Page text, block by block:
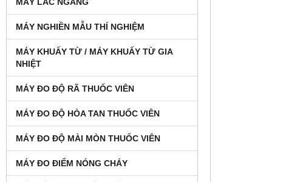
MÁY NGHIỀN MẪU THÍ NGHIỆM
MÁY KHUẤY TỪ / MÁY KHUẤY TỪ GIA
NHIỆT
MÁY ĐO ĐỘ RÃ THUỐC VIÊN
MÁY ĐO ĐỘ HÒA TAN THUỐC VIÊN
MÁY ĐO ĐỘ MÀI MÒN THUỐC VIÊN
MÁY ĐO ĐIỂM NÓNG CHÁY